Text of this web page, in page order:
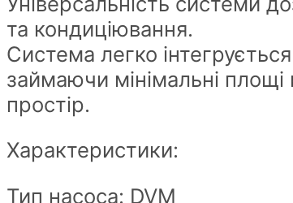
та кондиціювання.
Система легко
займаючи мінімальні площі
простір.
Характеристики:
Тип насоса: DVM